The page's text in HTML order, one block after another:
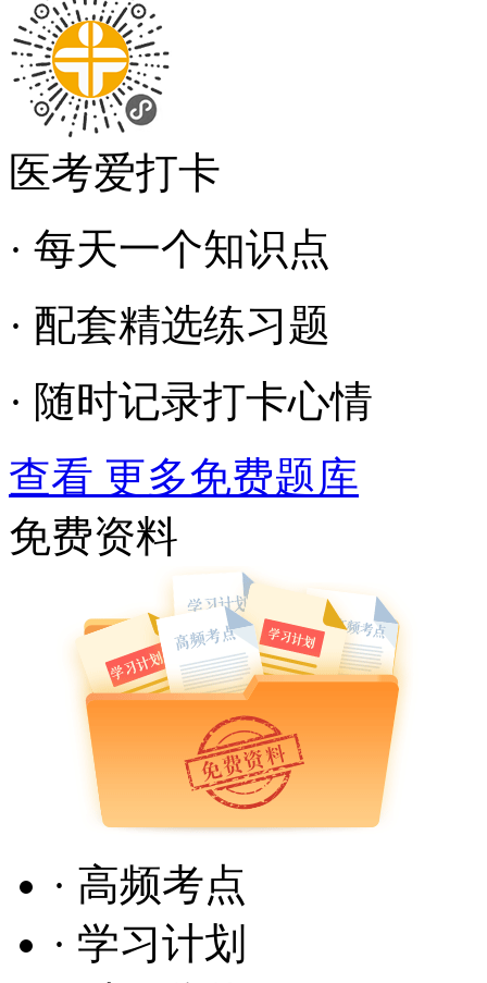
医考爱打卡
· 每天一个知识点
· 配套精选练习题
· 随时记录打卡心情
查看 更多免费题库
免费资料
· 高频考点
· 学习计划